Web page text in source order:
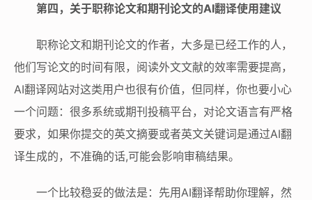
第四，关于职称论文和期刊论文的AI翻译使用建议
职称论文和期刊论文的作者，大多是已经工作的人，
他们写论文的时间有限，阅读外文文献的效率需要提高，
AI翻译网站对这类用户也很有价值，但同样，你也要小心
一个问题：很多系统或期刊投稿平台，对论文语言有严格
要求，如果你提交的英文摘要或者英文关键词是通过AI翻
译生成的，不准确的话,可能会影响审稿结果。
一个比较稳妥的做法是：先用AI翻译帮助你理解，然